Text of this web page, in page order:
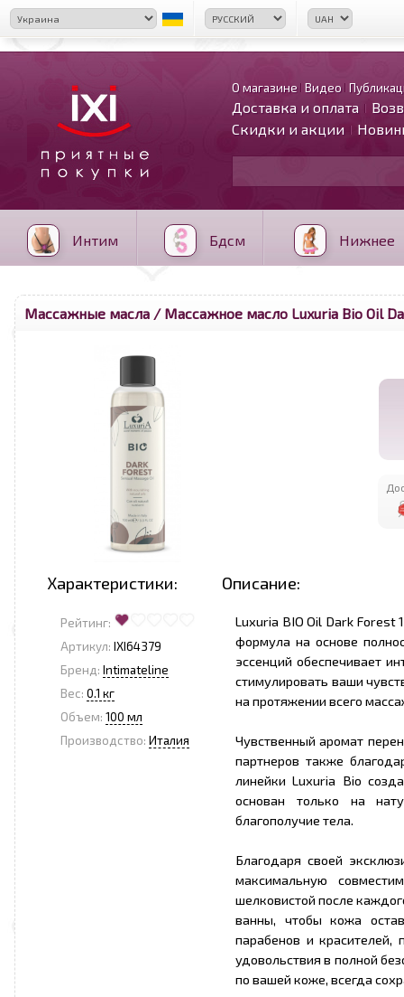
О магазине Видео
Доставка и оплата
Скидки и акции
Интим Бдсм Нижнее
Массажные масла / Массажное масло Luxuria Bio Oil
Характеристики: Описание:
Рейтинг:
Артикул: IXI64379
Бренд: Intimateline
Вес: 0.1 кг
Объем: 100 мл
Производство: Италия
Luxuria BIO Oil Dark Forest
формула на основе
эссенций обеспечивает
стимулировать ваши
на протяжении всего
Чувственный аромат
партнеров также
линейки Luxuria Bio
основан только на
благополучие тела.
Благодаря своей
максимальную
шелковистой после
ванны, чтобы кожа
парабенов и
удовольствия в полной
по вашей коже, всегда